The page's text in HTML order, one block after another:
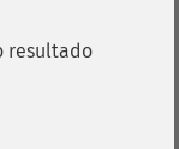
resultado